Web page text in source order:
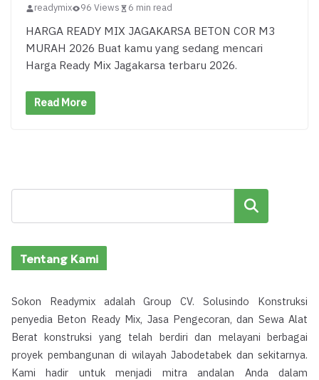
readymix 96 Views 6 min read
HARGA READY MIX JAGAKARSA BETON COR M3
MURAH 2026 Buat kamu yang sedang mencari
Harga Ready Mix Jagakarsa terbaru 2026.
Read More
Cari
Tentang Kami
Sokon Readymix adalah Group CV. Solusindo Konstruksi
penyedia Beton Ready Mix, Jasa Pengecoran, dan Sewa Alat
Berat konstruksi yang telah berdiri dan melayani berbagai
proyek pembangunan di wilayah Jabodetabek dan sekitarnya.
Kami hadir untuk menjadi mitra andalan Anda dalam